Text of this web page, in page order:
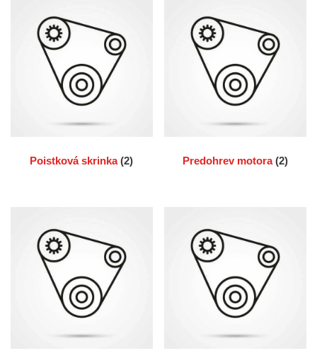
Poistková skrinka(2) Predohrev motora(2)